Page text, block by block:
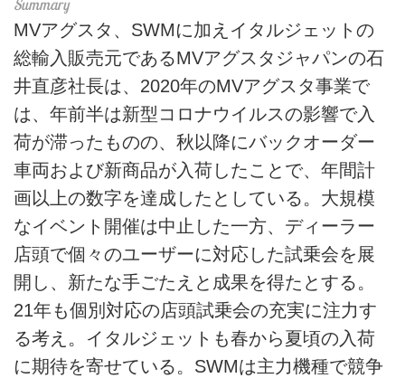
MVアグスタ、SWMに加えイタルジェットの
総輸入販売元であるMVアグスタジャパンの石
井直彦社長は、2020年のMVアグスタ事業で
は、年前半は新型コロナウイルスの影響で入
荷が滞ったものの、秋以降にバックオーダー
車両および新商品が入荷したことで、年間計
画以上の数字を達成したとしている。大規模
なイベント開催は中止した一方、ディーラー
店頭で個々のユーザーに対応した試乗会を展
開し、新たな手ごたえと成果を得たとする。
21年も個別対応の店頭試乗会の充実に注力す
る考え。イタルジェットも春から夏頃の入荷
に期待を寄せている。SWMは主力機種で競争